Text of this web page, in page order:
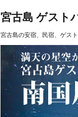
宮古島 ゲスト
宮古島の安宿、民宿、ゲス